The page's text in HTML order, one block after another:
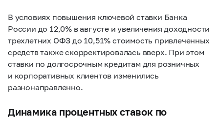
В условиях повышения ключевой ставки Банка
России до 12,0% в августе и увеличения доходности
трехлетних ОФЗ до 10,51% стоимость привлеченных
средств также скорректировалась вверх. При этом
ставки по долгосрочным кредитам для розничных
и корпоративных клиентов изменились
разнонаправленно.
Динамика процентных ставок по